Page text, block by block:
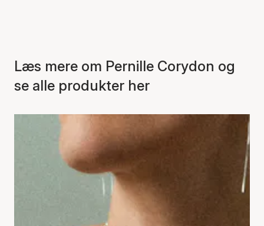
Læs mere om Pernille Corydon og
se alle produkter her